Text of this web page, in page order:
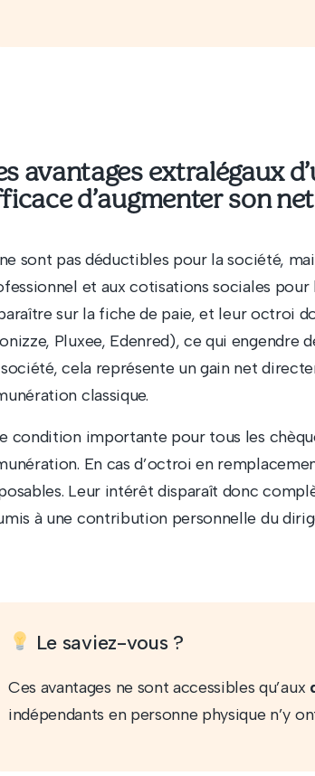
avantages extralégaux
d’augmenter son net
sont pas déductibles pour la société,
et aux cotisations sociales
sur la fiche de paie, et leur octroi
Pluxee, Edenred), ce qui engendre
cela représente un gain net
classique.
condition importante pour tous les
En cas d’octroi en
Leur intérêt disparaît donc
à une contribution personnelle du
Le saviez-vous ?
Ces avantages ne sont accessibles qu’aux
indépendants en personne physique n’y